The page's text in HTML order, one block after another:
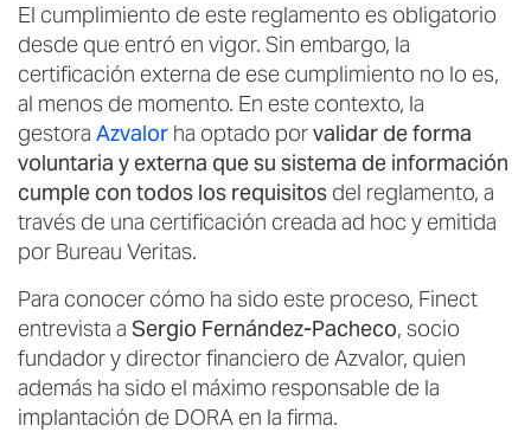
El cumplimiento de este reglamento es obligatorio
desde que entró en vigor. Sin embargo, la
certificación externa de ese cumplimiento no lo es,
al menos de momento. En este contexto, la
gestora Azvalor ha optado porvalidar de forma
voluntaria y externa que su sistema de información
cumple con todos los requisitos del reglamento, a
través de una certificación creada ad hoc y emitida
por Bureau Veritas.
Para conocer cómo ha sido este proceso, Finect
entrevista a Sergio Fernández-Pacheco, socio
fundador y director financiero de Azvalor, quien
además ha sido el máximo responsable de la
implantación de DORA en la firma.